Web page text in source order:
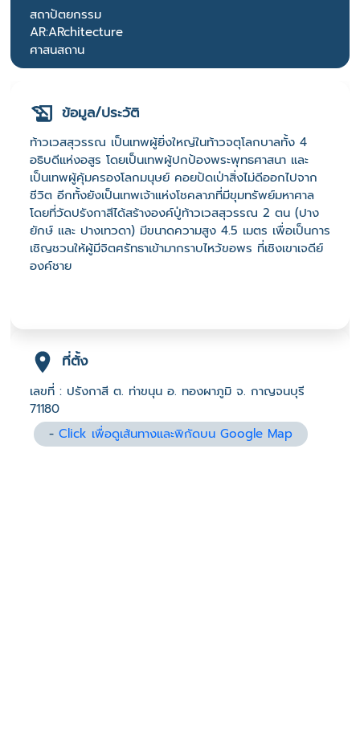
สถาปัตยกรรม
AR:ARchitecture
ศาสนสถาน
ข้อมูล/ประวัติ
ท้าวเวสสุวรรณ เป็นเทพผู้ยิ่งใหญ่ในท้าวจตุโลกบาลทั้ง 4
อธิบดีแห่งอสูร โดยเป็นเทพผู้ปกป้องพระพุทธศาสนา และ
เป็นเทพผู้คุ้มครองโลกมนุษย์ คอยปัดเป่าสิ่งไม่ดีออกไปจาก
ชีวิต อีกทั้งยังเป็นเทพเจ้าแห่งโชคลาภที่มีขุมทรัพย์มหาศาล
โดยที่วัดปรังกาสีได้สร้างองค์ปู่ท้าวเวสสุวรรณ 2 ตน (ปาง
ยักษ์ และ ปางเทวดา) มีขนาดความสูง 4.5 เมตร เพื่อเป็นการ
เชิญชวนให้ผู้มีจิตศรัทธาเข้ามากราบไหว้ขอพร ที่เชิงเขาเจดีย์
องค์ชาย
ที่ตั้ง
เลขที่ : ปรังกาสี ต. ท่าขนุน อ. ทองผาภูมิ จ. กาญจนบุรี
71180
-Click เพื่อดูเส้นทางและพิกัดบน Google Map